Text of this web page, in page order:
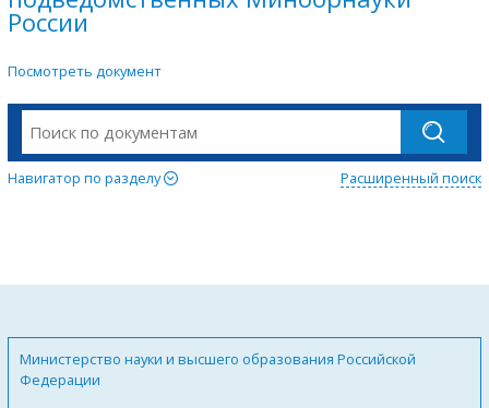
России
Посмотреть документ
Навигатор по разделу Расширенный поиск
Министерство науки и высшего образования Российской
Федерации